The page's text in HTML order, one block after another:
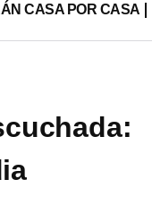
CASA POR CASA